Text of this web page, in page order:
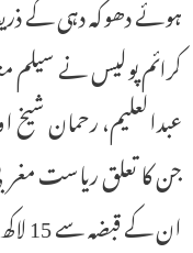
ہوئے دھوکہ دہی کے
کرائم پولیس نے سیلم
عبدالعلیم، رحمان شیخ
جن کا تعلق ریاست
ان کے قبضہ سے 15 لاکھ روپئے نقد رقم کو ضبط کرلیا۔ع